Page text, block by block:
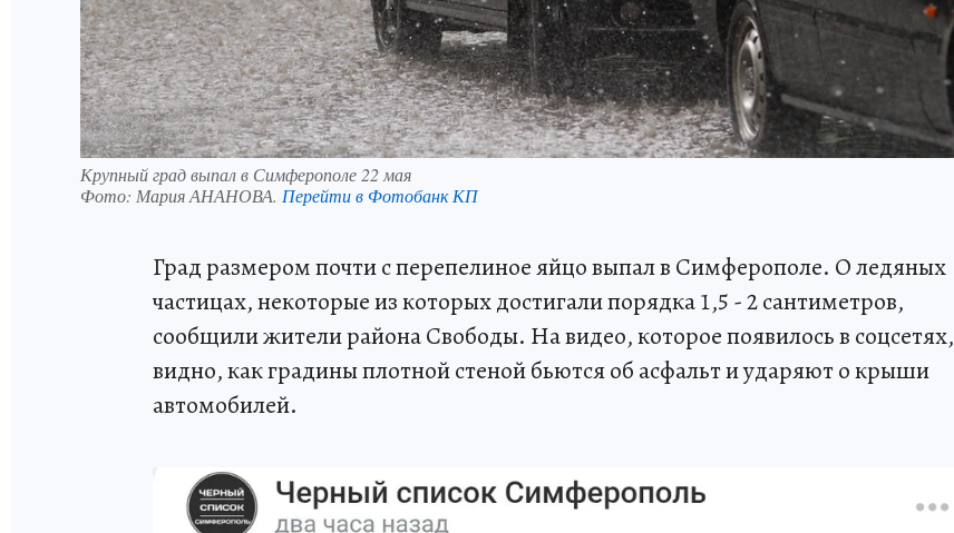
Крупный град выпал в Симферополе 22 мая
Фото: Мария АНАНОВА. Перейти в Фотобанк КП
Град размером почти с перепелиное яйцо выпал в Симферополе. О ледяных
частицах, некоторые из которых достигали порядка 1,5 - 2 сантиметров,
сообщили жители района Свободы. На видео, которое появилось в соцсетях,
видно, как градины плотной стеной бьются об асфальт и ударяют о крыши
автомобилей.